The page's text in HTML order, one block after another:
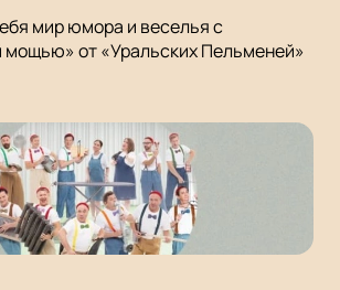
мир юмора и веселья с
мощью» от «Уральских Пельменей»